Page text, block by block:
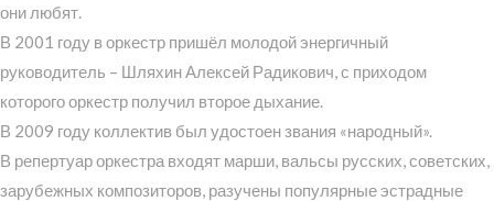
они любят.
В 2001 году в оркестр пришёл молодой энергичный
руководитель – Шляхин Алексей Радикович, с приходом
которого оркестр получил второе дыхание.
В 2009 году коллектив был удостоен звания «народный».
В репертуар оркестра входят марши, вальсы русских, советских,
зарубежных композиторов, разучены популярные эстрадные